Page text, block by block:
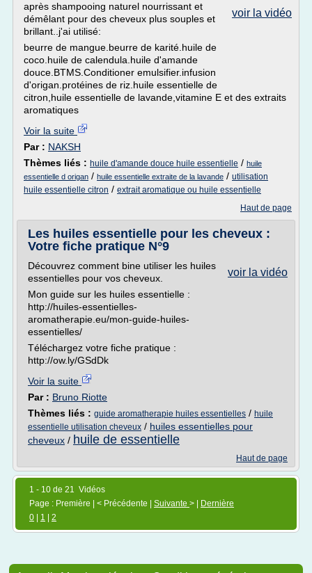
voir la vidéo
après shampooing naturel nourrissant et
démêlant pour des cheveux plus souples et
brillant..j'ai utilisé:
beurre de mangue.beurre de karité.huile de
coco.huile de calendula.huile d'amande
douce.BTMS.Conditioner emulsifier.infusion
d'origan.protéines de riz.huile essentielle de
citron,huile essentielle de lavande,vitamine E et des extraits
aromatiques
Voir la suite
Par : NAKSH
Thèmes liés : huile d'amande douce huile essentielle / huile
essentielle d origan / huile essentielle extraite de la lavande / utilisation
huile essentielle citron / extrait aromatique ou huile essentielle
Haut de page
Les huiles essentielle pour les cheveux :
Votre fiche pratique N°9
voir la vidéo
Découvrez comment bine utiliser les huiles
essentielles pour vos cheveux.
Mon guide sur les huiles essentielle :
http://huiles-essentielles-
aromatherapie.eu/mon-guide-huiles-
essentielles/
Téléchargez votre fiche pratique :
http://ow.ly/GSdDk
Voir la suite
Par : Bruno Riotte
Thèmes liés : guide aromatherapie huiles essentielles / huile
essentielle utilisation cheveux / huiles essentielles pour
cheveux / huile de essentielle
Haut de page
1 - 10 de 21 Vidéos
Page : Première | < Précédente | Suivante > |
Dernière
0
1 2